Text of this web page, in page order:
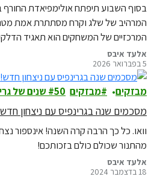
בסוף השבוע תיפתח אולימפיאדת
המרהיב של שלג וקרח מסתתרת אמת
והגז המזהמות בעולם, שפעילה גם במזרח
אלעד איבס
5 בפברואר 2026
מבזקים מבזקים 50 שנים של גרינפיס
מסכמים שנה בגרינפיס עם ניצחון
וואו. כל כך הרבה קרה השנה! אינספור
מהתנור שכולם כולם בזכותכם!
אלעד איבס
18 בדצמבר 2024